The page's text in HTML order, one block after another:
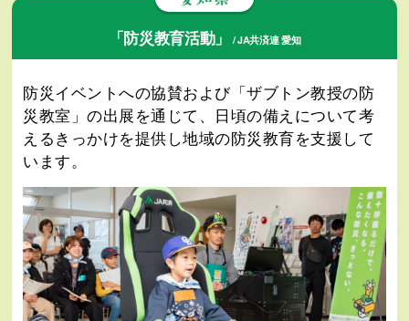
「防災教育活動」 / JA共済連 愛知
防災イベントへの協賛および「ザブトン教授の防
災教室」の出展を通じて、日頃の備えについて考
えるきっかけを提供し地域の防災教育を支援して
います。